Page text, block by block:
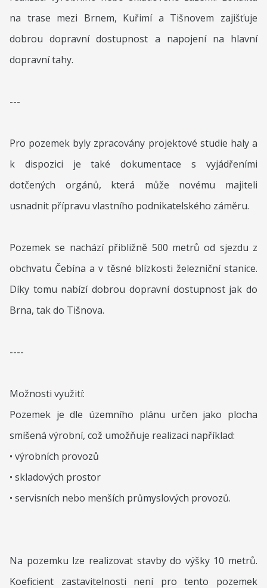
na trase mezi Brnem, Kuřimí a Tišnovem zajišťuje
dobrou dopravní dostupnost a napojení na hlavní
dopravní tahy.
---
Pro pozemek byly zpracovány projektové studie haly a
k dispozici je také dokumentace s vyjádřeními
dotčených orgánů, která může novému majiteli
usnadnit přípravu vlastního podnikatelského záměru.
Pozemek se nachází přibližně 500 metrů od sjezdu z
obchvatu Čebína a v těsné blízkosti železniční stanice.
Díky tomu nabízí dobrou dopravní dostupnost jak do
Brna, tak do Tišnova.
----
Možnosti využití:
Pozemek je dle územního plánu určen jako plocha
smíšená výrobní, což umožňuje realizaci například:
• výrobních provozů
• skladových prostor
• servisních nebo menších průmyslových provozů.
Na pozemku lze realizovat stavby do výšky 10 metrů.
Koeficient zastavitelnosti není pro tento pozemek